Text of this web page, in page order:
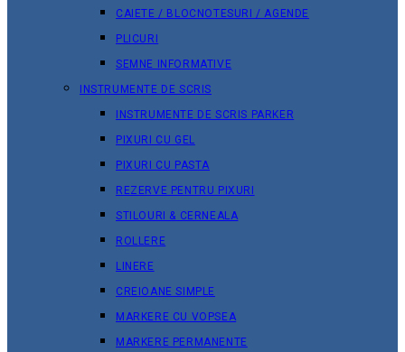
CAIETE / BLOCNOTESURI / AGENDE
PLICURI
SEMNE INFORMATIVE
INSTRUMENTE DE SCRIS
INSTRUMENTE DE SCRIS PARKER
PIXURI CU GEL
PIXURI CU PASTA
REZERVE PENTRU PIXURI
STILOURI & СERNEALA
ROLLERE
LINERE
CREIOANE SIMPLE
MARKERE CU VOPSEA
MARKERE PERMANENTE